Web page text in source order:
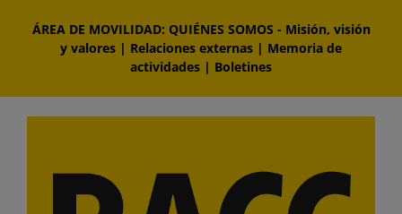
contenido
ÁREA DE MOVILIDAD: QUIÉNES SOMOS - Misión, visión
y valores | Relaciones externas | Memoria de
actividades | Boletines